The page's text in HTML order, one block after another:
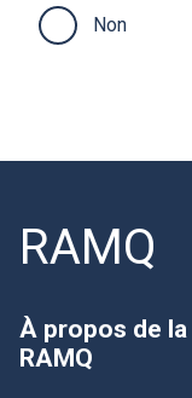
Non
RAMQ
À propos de la
RAMQ